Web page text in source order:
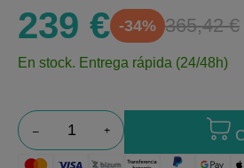
239 € -34% 365,42 €
En stock. Entrega rápida (24/48h)